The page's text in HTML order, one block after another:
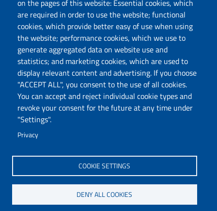
on the pages of this website: Essential cookies, which
are required in order to use the website; functional
cookies, which provide better easy of use when using
the website; performance cookies, which we use to
generate aggregated data on website use and
statistics; and marketing cookies, which are used to
display relevant content and advertising. If you choose
"ACCEPT ALL", you consent to the use of all cookies.
You can accept and reject individual cookie types and
revoke your consent for the future at any time under
"Settings".
Privacy
COOKIE SETTINGS
DENY ALL COOKIES
Università degli Studi di Sassari
Piazza Università 21, Sassari
Tel.: 800 882994 (toll-free number)
RECTOR:rettore@uniss.it
PEC:protocollo@pec.uniss.it
URP:urp@uniss.it
P.I. 00196350904 –pagoPA®
Follow us
Chatta con noi